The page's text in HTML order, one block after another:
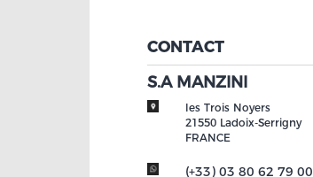
CONTACT
S.A MANZINI
les Trois Noyers
21550 Ladoix-Serrigny
FRANCE
(+33) 03 80 62 79 00